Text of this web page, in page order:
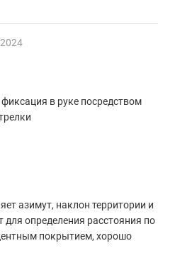
в руке посредством
азимут, наклон территории и
для определения расстояния по
покрытием, хорошо